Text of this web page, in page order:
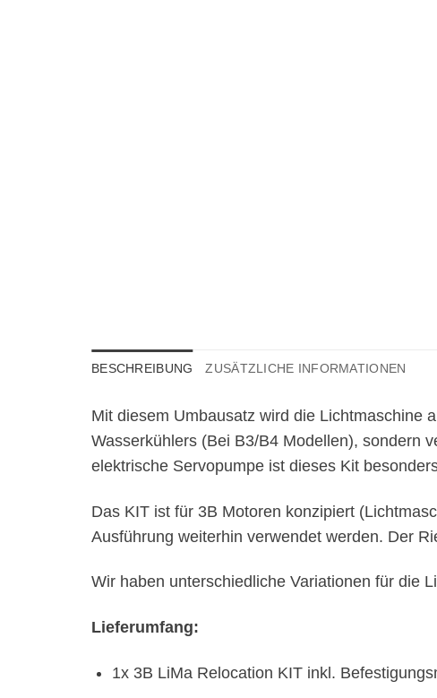
BESCHREIBUNG ZUSÄTZLICHE INFORMATIONEN
Mit diesem Umbausatz wird die Lichtmaschine
Wasserkühlers (Bei B3/B4 Modellen), sondern
elektrische Servopumpe ist dieses Kit
Das KIT ist für 3B Motoren konzipiert
Ausführung weiterhin verwendet werden. Der
Wir haben unterschiedliche Variationen für die
Lieferumfang:
1x 3B LiMa Relocation KIT inkl.